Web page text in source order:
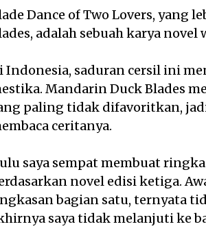
Dance of Two Lovers, yang
adalah sebuah karya
Indonesia, saduran cersil ini
Mandarin Duck Blades
paling tidak difavoritkan,
ceritanya.
saya sempat membuat
novel edisi ketiga.
bagian satu, ternyata
saya tidak melanjuti ke